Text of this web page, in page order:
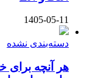
نشده